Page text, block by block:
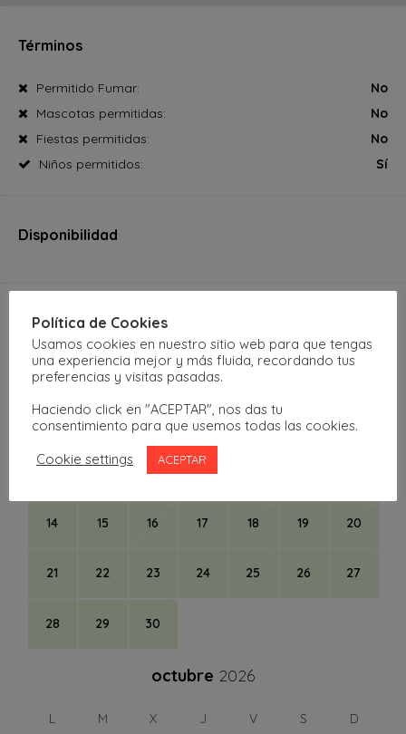
Términos
Permitido Fumar:
No
Mascotas permitidas:
No
Fiestas permitidas:
No
Niños permitidos:
Sí
Disponibilidad
septiembre
L M X J V S D
1 2 3 4 5 6
9 10
14 15 16 17 18 19 20
21 22 23 24 25 26 27
28 29 30
octubre 2026
L M X J V S D
Política de Cookies
Usamos cookies en nuestro sitio web para que tengas
una experiencia mejor y más fluida, recordando tus
preferencias y visitas pasadas.
Haciendo click en "ACEPTAR", nos das tu
consentimiento para que usemos todas las cookies.
Cookie settings
ACEPTAR